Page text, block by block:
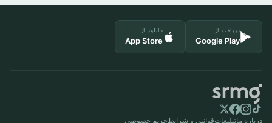
دریافت از
Google Play
دانلود از
App Store
درباره ماتبلیغاتقوانین و شرایط حریم خصوصی